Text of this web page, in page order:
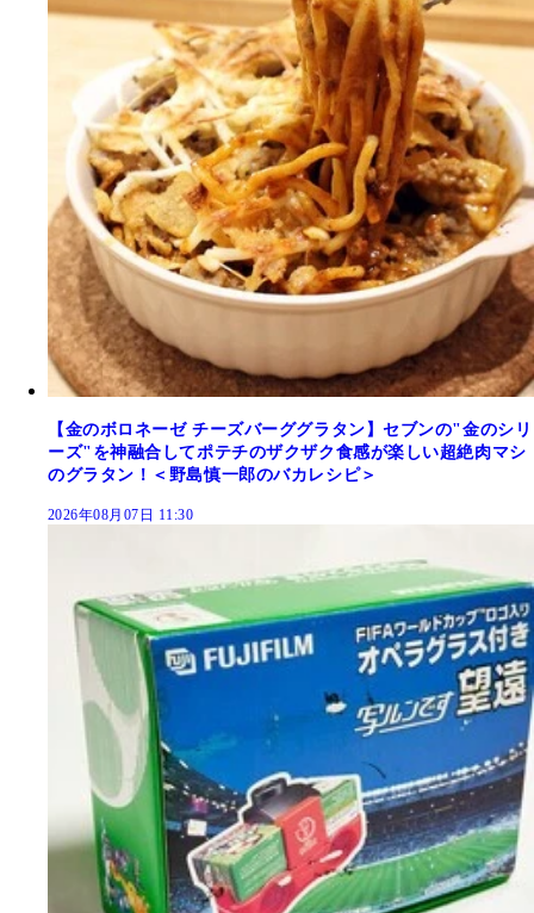
【金のボロネーゼ チーズバーググラタン】セブンの"金のシリ
ーズ"を神融合してポテチのザクザク食感が楽しい超絶肉マシ
のグラタン！＜野島慎一郎のバカレシピ＞
2026年08月07日 11:30